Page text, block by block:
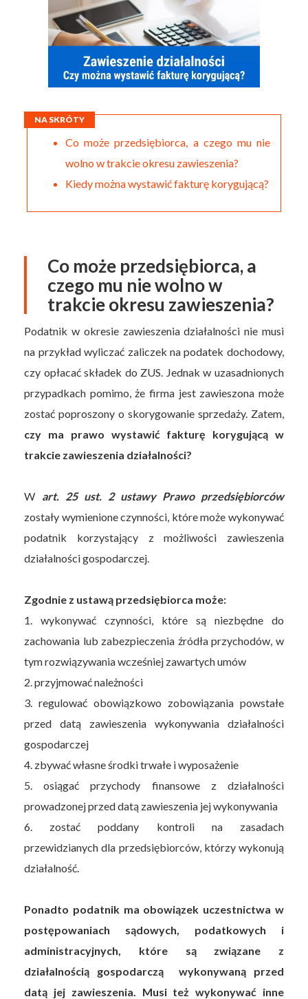
NA SKRÓTY
Co może przedsiębiorca, a czego mu nie
wolno w trakcie okresu zawieszenia?
Kiedy można wystawić fakturę korygującą?
Co może przedsiębiorca, a
czego mu nie wolno w
trakcie okresu zawieszenia?
Podatnik w okresie zawieszenia działalności nie musi
na przykład wyliczać zaliczek na podatek dochodowy,
czy opłacać składek do ZUS. Jednak w uzasadnionych
przypadkach pomimo, że firma jest zawieszona może
zostać poproszony o skorygowanie sprzedaży. Zatem,
czy ma prawo wystawić fakturę korygującą w
trakcie zawieszenia działalności?
W art. 25 ust. 2 ustawy Prawo przedsiębiorców
zostały wymienione czynności, które może wykonywać
podatnik korzystający z możliwości zawieszenia
działalności gospodarczej.
Zgodnie z ustawą przedsiębiorca może:
1. wykonywać czynności, które są niezbędne do
zachowania lub zabezpieczenia źródła przychodów, w
tym rozwiązywania wcześniej zawartych umów
2. przyjmować należności
3. regulować obowiązkowo zobowiązania powstałe
przed datą zawieszenia wykonywania działalności
gospodarczej
4. zbywać własne środki trwałe i wyposażenie
5. osiągać przychody finansowe z działalności
prowadzonej przed datą zawieszenia jej wykonywania
6. zostać poddany kontroli na zasadach
przewidzianych dla przedsiębiorców, którzy wykonują
działalność.
Ponadto podatnik ma obowiązek uczestnictwa w
postępowaniach sądowych, podatkowych i
administracyjnych, które są związane z
działalnością gospodarczą wykonywaną przed
datą jej zawieszenia. Musi też wykonywać inne